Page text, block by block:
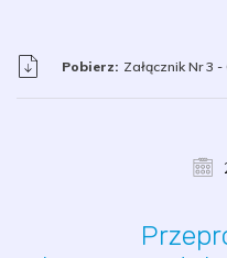
Pobierz: Załącznik Nr 3